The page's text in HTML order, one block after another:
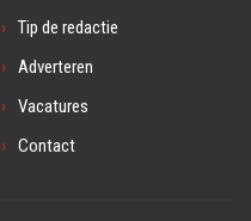
Tip de redactie
Adverteren
Vacatures
Contact